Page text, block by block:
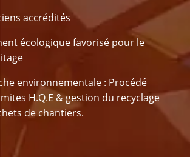
accrédités
écologique favorisé pour le
environnementale : Procédé
H.Q.E & gestion du recyclage
de chantiers.